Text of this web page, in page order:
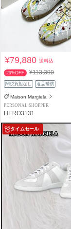
¥79,880送料込
29%OFF ¥113,300
関税負担なし 返品補償
Maison Margiela
PERSONAL SHOPPER
HERO3131
タイムセール